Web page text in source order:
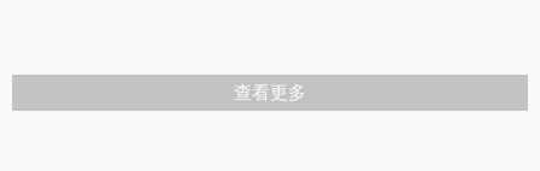
查看更多